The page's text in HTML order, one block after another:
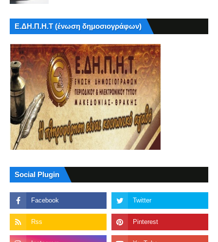
Ε.ΔΗ.Π.Η.Τ (ένωση δημοσιογράφων)
Social Plugin